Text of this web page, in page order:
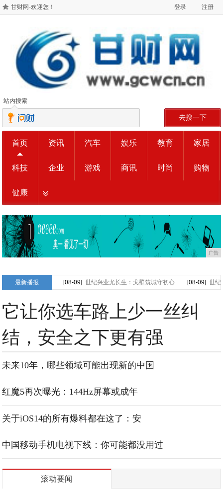
甘财网-欢迎您！ 登录 注册
站内搜索
去搜一下
首页 资讯 汽车 娱乐 教育 家居
科技 企业 游戏 商讯 时尚 购物
健康
广告
最新播报 [08-09] 世纪兴业尤长生：戈壁筑城守初心 [08-09] 世纪
它让你选车路上少一丝纠
结，安全之下更有强
未来10年，哪些领域可能出现新的中国
红魔5再次曝光：144Hz屏幕或成年
关于iOS14的所有爆料都在这了：安
中国移动手机电视下线：你可能都没用过
滚动要闻